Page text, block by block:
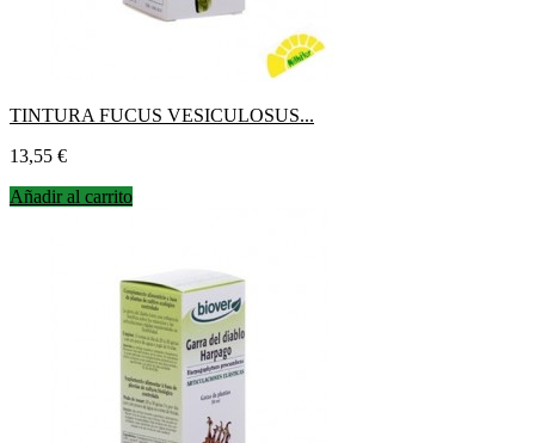
TINTURA FUCUS VESICULOSUS...
Precio
13,55 €
Añadir al carrito